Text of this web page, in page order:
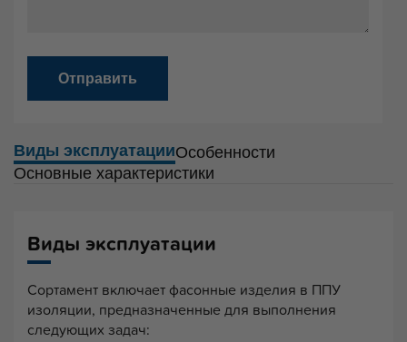
Отправить
Виды эксплуатацииОсобенности
Основные характеристики
Виды эксплуатации
Сортамент включает фасонные изделия в ППУ
изоляции, предназначенные для выполнения
следующих задач: